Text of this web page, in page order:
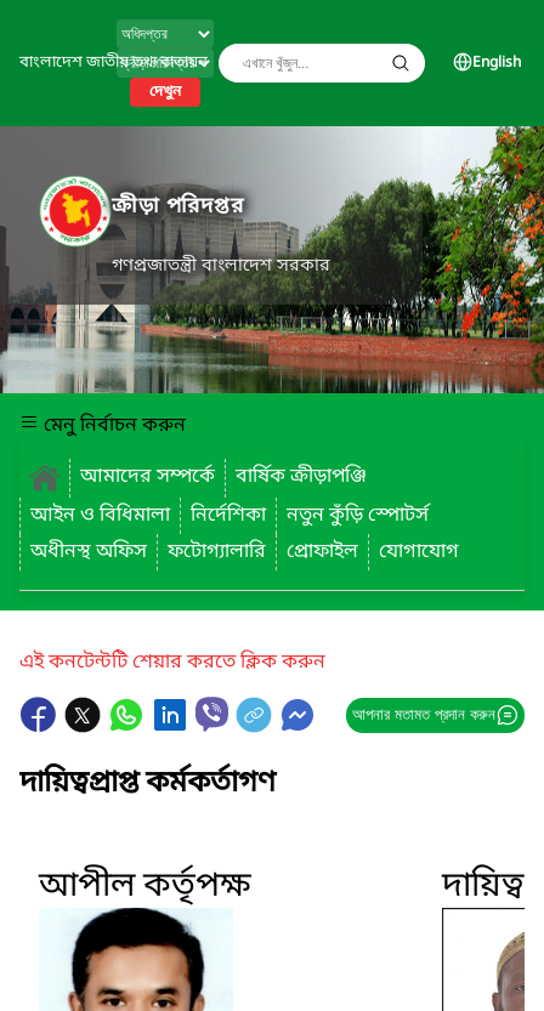
বাংলাদেশ জাতীয় তথ্য বাতায়ন
দেখুন
English
ক্রীড়া পরিদপ্তর
গণপ্রজাতন্ত্রী বাংলাদেশ সরকার
মেনু নির্বাচন করুন
আমাদের সম্পর্কে
বার্ষিক ক্রীড়াপঞ্জি
আইন ও বিধিমালা
নির্দেশিকা
নতুন কুঁড়ি স্পোটর্স
অধীনস্থ অফিস
ফটোগ্যালারি প্রোফাইল যোগাযোগ
এই কনটেন্টটি শেয়ার করতে ক্লিক করুন
আপনার মতামত প্রদান করুন
দায়িত্বপ্রাপ্ত কর্মকর্তাগণ
আপীল কর্তৃপক্ষ